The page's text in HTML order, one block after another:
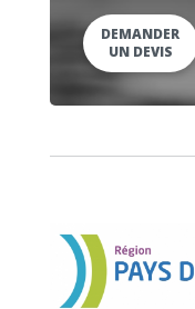
DEMANDER
UN DEVIS